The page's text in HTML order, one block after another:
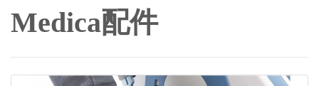
Medica配件